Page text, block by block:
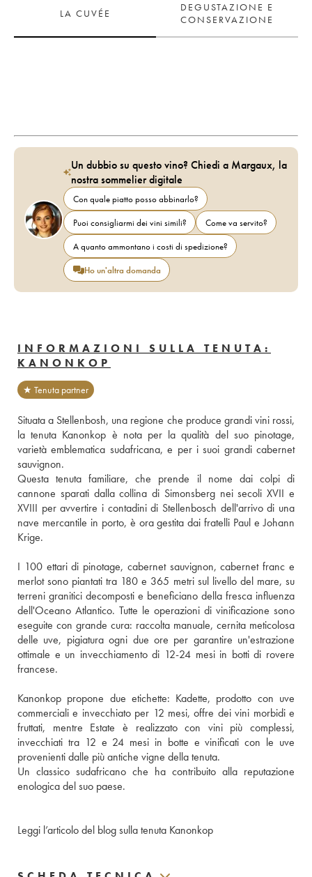
LA CUVÉE
DEGUSTAZIONE E
CONSERVAZIONE
Un dubbio su questo vino? Chiedi a Margaux, la
nostra sommelier digitale
Con quale piatto posso abbinarlo?
Puoi consigliarmi dei vini simili?
Come va servito?
A quanto ammontano i costi di spedizione?
Ho un'altra domanda
INFORMAZIONI SULLA TENUTA:
KANONKOP
★ Tenuta partner
Situata a Stellenbosh, una regione che produce grandi vini rossi,
la tenuta Kanonkop è nota per la qualità del suo pinotage,
varietà emblematica sudafricana, e per i suoi grandi cabernet
sauvignon.
Questa tenuta familiare, che prende il nome dai colpi di
cannone sparati dalla collina di Simonsberg nei secoli XVII e
XVIII per avvertire i contadini di Stellenbosch dell'arrivo di una
nave mercantile in porto, è ora gestita dai fratelli Paul e Johann
Krige.
I 100 ettari di pinotage, cabernet sauvignon, cabernet franc e
merlot sono piantati tra 180 e 365 metri sul livello del mare, su
terreni granitici decomposti e beneficiano della fresca influenza
dell'Oceano Atlantico. Tutte le operazioni di vinificazione sono
eseguite con grande cura: raccolta manuale, cernita meticolosa
delle uve, pigiatura ogni due ore per garantire un'estrazione
ottimale e un invecchiamento di 12-24 mesi in botti di rovere
francese.
Kanonkop propone due etichette: Kadette, prodotto con uve
commerciali e invecchiato per 12 mesi, offre dei vini morbidi e
fruttati, mentre Estate è realizzato con vini più complessi,
invecchiati tra 12 e 24 mesi in botte e vinificati con le uve
provenienti dalle più antiche vigne della tenuta.
Un classico sudafricano che ha contribuito alla reputazione
enologica del suo paese.
Leggi l’articolo del blog sulla tenuta Kanonkop